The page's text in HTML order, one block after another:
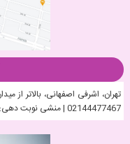
02144477467 | منشی نوبت دهی: 09383117711 در پیام رسان بله |